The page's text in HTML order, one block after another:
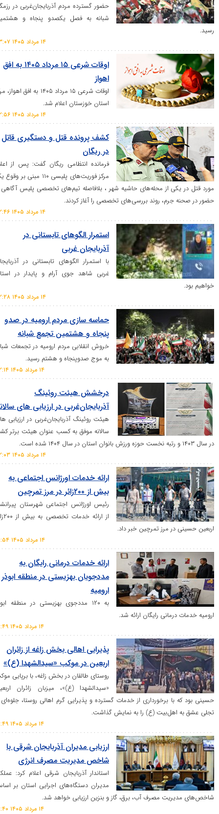
حضور گسترده مردم آذربایجان‌غربی در رزمگاه
شبانه به فصل یکصدو پنجاه و هشتمین
اوقات شرعی ۱۵ مرداد ۱۴۰۵ به افق
اهواز
اوقات شرعی ۱۵ مرداد ۱۴۰۵ به افق اهواز، مرکز
استان خوزستان اعلام شد.
کشف پرونده قتل و دستگیری قاتل
در ریگان
فرمانده انتظامی ریگان گفت: پس از اعلام
مرکز فوریت‌های پلیسی ۱۱۰ مبنی بر وقوع یک
از محله‌های حاشیه شهر ، بلافاصله تیم‌های تخصصی پلیس آگاهی با
روند بررسی‌های تخصصی را آغاز کردند.
استمرار الگو‌های تابستانی در
آذربایجان غربی
با استمرار الگو‌های تابستانی در آذربایجان
غربی شاهد جوی آرام و پایدار در استان
حماسه سازی مردم ارومیه در صدو
پنجاه و هشتمین تجمع شبانه
خروش انقلابی مردم ارومیه در تجمعات شبانه
به موج صدوپنجاه و هشتم رسید.
درخشش هیئت روئینگ
آذربایجان‌غربی در ارزیابی های سالانه
هیئت روئینگ آذربایجان‌غربی در ارزیابی های
سالانه موفق به کسب عنوان هیئت برتر کشور
ارائه خدمات اورژانس اجتماعی به
بیش از ۲۰۰زائر در مرز تمرچین
رئیس اورژانس اجتماعی شهرستان پیرانشهر
از ارائه خدمات تخصصی به بیش از ۲۰۰زائر
مرز تمرچین خبر داد.
ارائه خدمات درمانی رایگان به
مددجویان بهزیستی در منطقه ابوذر
ارومیه
به ۱۲۰ مددجوی بهزیستی در منطقه ابوذر
رایگان ارائه شد.
پذیرایی اهالی بخش زاغه از زائران
اربعین در موکب «سیدالشهدا (ع)»
روستای طالقان در بخش زاغه، با برپایی موکب
«سیدالشهدا (ع)»، میزبان زائران اربعین
برخورداری از خدمات گسترده و پذیرایی گرم اهالی روستا، جلوه‌ای از
(ع) را به نمایش گذاشت.
ارزیابی مدیران آذربایجان شرقی با
شاخص مدیریت مصرف انرژی
استاندار آذربایجان شرقی اعلام کرد: عملکرد
مدیران دستگاه‌های اجرایی استان بر اساس
مصرف آب، برق، گاز و بنزین ارزیابی خواهد شد.